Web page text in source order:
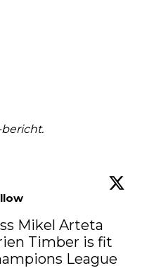
Mikel Arteta
Timber is fit
League